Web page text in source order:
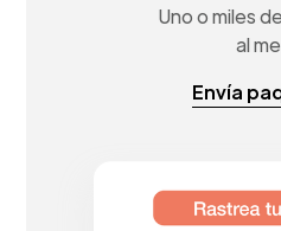
Uno o miles
al
Envía